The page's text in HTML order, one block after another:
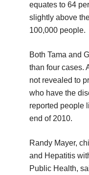
equates to 64
slightly above
100,000 people.
Both Tama and
than four cases.
not revealed to
who have the
reported people
end of 2010.
Randy Mayer,
and Hepatitis
Public Health,